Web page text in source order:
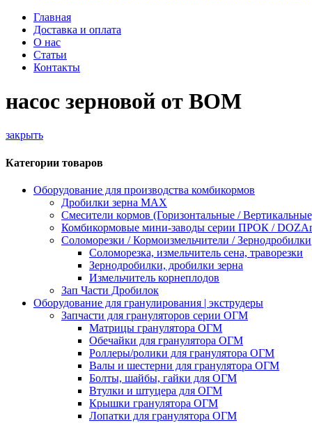
Главная
Доставка и оплата
О нас
Статьи
Контакты
насос зерновой от ВОМ
закрыть
Категории товаров
Оборудование для производства комбикормов
Дробилки зерна МАХ
Смесители кормов (Горизонтальные /
Комбикормовые мини-заводы серии ПРОК /
Соломорезки / Кормоизмельчители / Зернодробилки
Соломорезка, измельчитель сена, траворезки
Зернодробилки, дробилки зерна
Измельчитель корнеплодов
Зап Части Дробилок
Оборудование для гранулирования | экструдеры
Запчасти для грануляторов серии ОГМ
Матрицы гранулятора ОГМ
Обечайки для гранулятора ОГМ
Роллеры/ролики для гранулятора ОГМ
Валы и шестерни для гранулятора ОГМ
Болты, шайбы, гайки для ОГМ
Втулки и штуцера для ОГМ
Крышки гранулятора ОГМ
Лопатки для гранулятора ОГМ